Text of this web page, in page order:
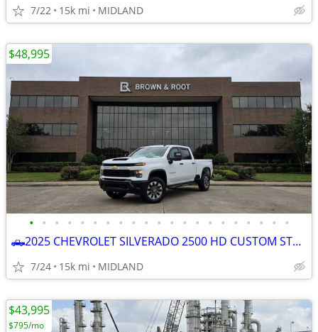
7/22 15k mi MIDLAND
• • • • • • • • • • • • • • • • • • • • •
🛻2025 CHEVROLET SILVERADO 2500 HD CUSTOM STRD BED 4x4
7/24 15k mi MIDLAND
$48,995
$43,995
$795/mo